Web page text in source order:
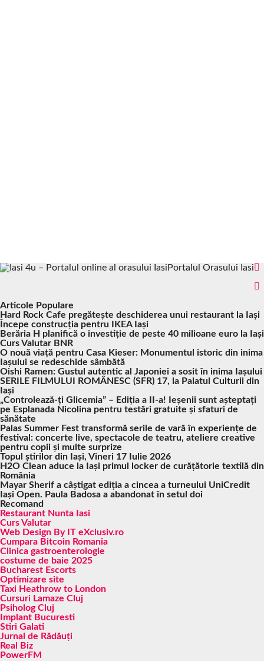
Portalul Orasului Iasi
Articole Populare
Hard Rock Cafe pregătește deschiderea unui restaurant la Iași
Începe construcția pentru IKEA Iași
Berăria H planifică o investiție de peste 40 milioane euro la Iași
Curs Valutar BNR
O nouă viață pentru Casa Kieser: Monumentul istoric din inima
Iașului se redeschide sâmbătă
Oishi Ramen: Gustul autentic al Japoniei a sosit în inima Iașului
SERILE FILMULUI ROMÂNESC (SFR) 17, la Palatul Culturii din
Iași
„Controlează-ți Glicemia” – Ediția a II-a! Ieșenii sunt așteptați
pe Esplanada Nicolina pentru testări gratuite și sfaturi de
sănătate
Palas Summer Fest transformă serile de vară în experiențe de
festival: concerte live, spectacole de teatru, ateliere creative
pentru copii și multe surprize
Topul știrilor din Iași, Vineri 17 Iulie 2026
H2O Clean aduce la Iași primul locker de curățătorie textilă din
România
Mayar Sherif a câștigat ediția a cincea a turneului UniCredit
Iași Open. Paula Badosa a abandonat în setul doi
Recomand
Restaurant Nunta Iasi
Curs Valutar
Web Design By IT eXclusiv.ro
Cumpara Bitcoin Romania
Clinica gastroenterologie
costume de baie 2025
Bucharest Escorts
Optimizare site
Taxi Heathrow to London
Cursuri Lamaze Cluj
Psiholog Cluj
Implant Bucuresti
Stiri Galati
Jurnal de Rădăuți
Real Biz
PowerFM